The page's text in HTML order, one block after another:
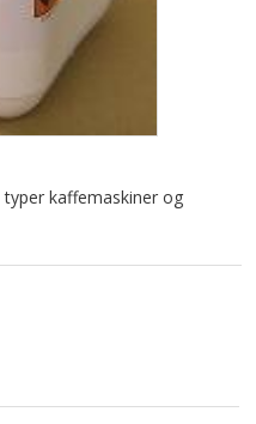
kaffemaskiner og